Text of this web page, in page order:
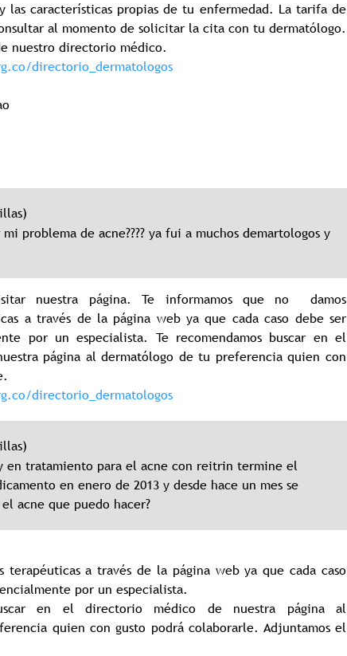
las características propias de tu enfermedad. La tarifa de
al momento de solicitar la cita con tu dermatólogo.
nuestro directorio médico.
directorio_dermatologos
problema de acne???? ya fui a muchos demartologos y
nuestra página. Te informamos que no damos
a través de la página web ya que cada caso debe ser
por un especialista. Te recomendamos buscar en el
página al dermatólogo de tu preferencia quien con
directorio_dermatologos
en tratamiento para el acne con reitrin termine el
en enero de 2013 y desde hace un mes se
acne que puedo hacer?
terapéuticas a través de la página web ya que cada caso
por un especialista.
en el directorio médico de nuestra página al
quien con gusto podrá colaborarle. Adjuntamos el